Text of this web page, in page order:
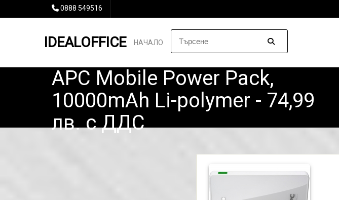
0888 549516
IDEALOFFICE НАЧАЛО
APC Mobile Power Pack,
10000mAh Li-polymer - 74,99
лв. с ДДС